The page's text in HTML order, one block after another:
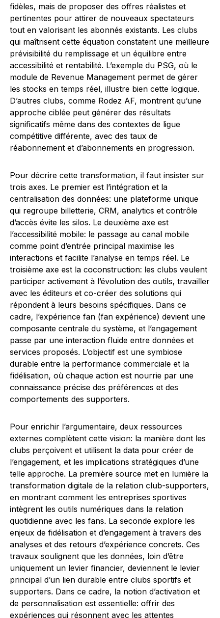
fidèles, mais de proposer des offres réalistes et
pertinentes pour attirer de nouveaux spectateurs
tout en valorisant les abonnés existants. Les clubs
qui maîtrisent cette équation constatent une meilleure
prévisibilité du remplissage et un équilibre entre
accessibilité et rentabilité. L’exemple du PSG, où le
module de Revenue Management permet de gérer
les stocks en temps réel, illustre bien cette logique.
D’autres clubs, comme Rodez AF, montrent qu’une
approche ciblée peut générer des résultats
significatifs même dans des contextes de ligue
compétitive différente, avec des taux de
réabonnement et d’abonnements en progression.
Pour décrire cette transformation, il faut insister sur
trois axes. Le premier est l’intégration et la
centralisation des données: une plateforme unique
qui regroupe billetterie, CRM, analytics et contrôle
d’accès évite les silos. Le deuxième axe est
l’accessibilité mobile: le passage au canal mobile
comme point d’entrée principal maximise les
interactions et facilite l’analyse en temps réel. Le
troisième axe est la coconstruction: les clubs veulent
participer activement à l’évolution des outils, travailler
avec les éditeurs et co-créer des solutions qui
répondent à leurs besoins spécifiques. Dans ce
cadre, l’expérience fan (fan expérience) devient une
composante centrale du système, et l’engagement
passe par une interaction fluide entre données et
services proposés. L’objectif est une symbiose
durable entre la performance commerciale et la
fidélisation, où chaque action est nourrie par une
connaissance précise des préférences et des
comportements des supporters.
Pour enrichir l’argumentaire, deux ressources
externes complètent cette vision: la manière dont les
clubs perçoivent et utilisent la data pour créer de
l’engagement, et les implications stratégiques d’une
telle approche. La première source met en lumière la
transformation digitale de la relation club-supporters,
en montrant comment les entreprises sportives
intègrent les outils numériques dans la relation
quotidienne avec les fans. La seconde explore les
enjeux de fidélisation et d’engagement à travers des
analyses et des retours d’expérience concrets. Ces
travaux soulignent que les données, loin d’être
uniquement un levier financier, deviennent le levier
principal d’un lien durable entre clubs sportifs et
supporters. Dans ce cadre, la notion d’activation et
de personnalisation est essentielle: offrir des
expériences qui résonnent avec les attentes